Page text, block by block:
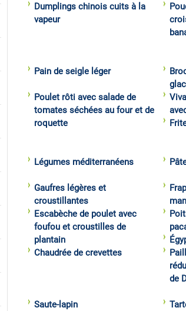
Dumplings chinois cuits à la
vapeur
Pain de seigle léger
Poulet rôti avec salade de
tomates séchées au four et de
roquette
Légumes méditerranéens
Gaufres légères et
croustillantes
Escabèche de poulet avec
foufou et croustilles de
plantain
Chaudrée de crevettes
de
Saute-lapin